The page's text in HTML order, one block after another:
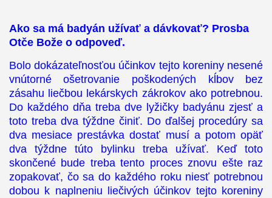
Ako sa má badyán užívať a dávkovať? Prosba
Otče Bože o odpoveď.
Bolo dokázateľnosťou účinkov tejto koreniny nesené
vnútorné ošetrovanie poškodených kĺbov bez
zásahu liečbou lekárskych zákrokov ako potrebnou.
Do každého dňa treba dve lyžičky badyánu zjesť a
toto treba dva týždne činiť. Do ďalšej procedúry sa
dva mesiace prestávka dostať musí a potom opäť
dva týždne túto bylinku treba užívať. Keď toto
skončené bude treba tento proces znovu ešte raz
zopakovať, čo sa do každého roku niesť potrebnou
dobou k naplneniu liečivých účinkov tejto koreniny